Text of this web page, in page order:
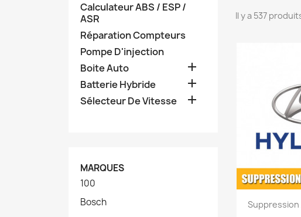
Calculateur ABS / ESP /
ASR
Réparation Compteurs
Pompe D'injection
Boite Auto

Batterie Hybride 
Sélecteur De Vitesse 
MARQUES
100
Bosch
Il y a 537

Suppression